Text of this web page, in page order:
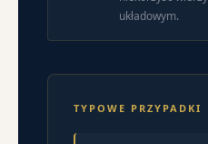
układowym.
TYPOWE PRZYPADKI